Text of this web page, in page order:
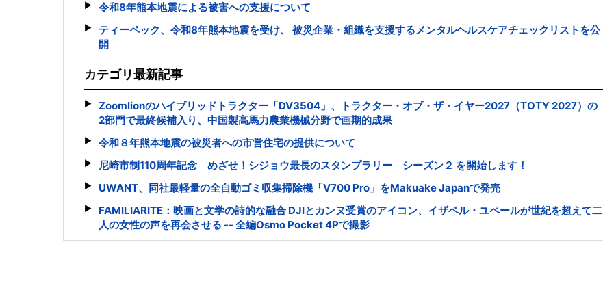
令和8年熊本地震による被害への支援について
ティーペック、令和8年熊本地震を受け、 被災企業・組織を支援するメンタルヘルスケアチェックリストを公
開
カテゴリ最新記事
Zoomlionのハイブリッドトラクター「DV3504」、トラクター・オブ・ザ・イヤー2027（TOTY 2027）の
2部門で最終候補入り、中国製高馬力農業機械分野で画期的成果
令和８年熊本地震の被災者への市営住宅の提供について
尼崎市制110周年記念 めざせ！シジョウ最長のスタンプラリー シーズン２ を開始します！
UWANT、同社最軽量の全自動ゴミ収集掃除機「V700 Pro」をMakuake Japanで発売
FAMILIARITE：映画と文学の詩的な融合 DJIとカンヌ受賞のアイコン、イザベル・ユペールが世紀を超えて二
人の女性の声を再会させる -- 全編Osmo Pocket 4Pで撮影